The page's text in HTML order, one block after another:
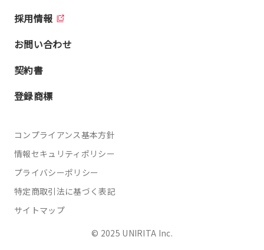
採用情報
お問い合わせ
契約書
登録商標
コンプライアンス基本方針
情報セキュリティポリシー
プライバシーポリシー
特定商取引法に基づく表記
サイトマップ
© 2025 UNIRITA Inc.